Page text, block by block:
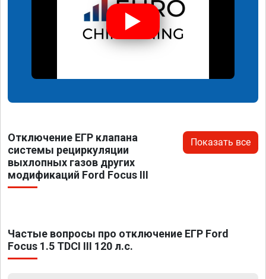
Отключение ЕГР клапана
системы рециркуляции
выхлопных газов других
модификаций Ford Focus III
Показать все
Частые вопросы про отключение ЕГР Ford
Focus 1.5 TDCI III 120 л.с.